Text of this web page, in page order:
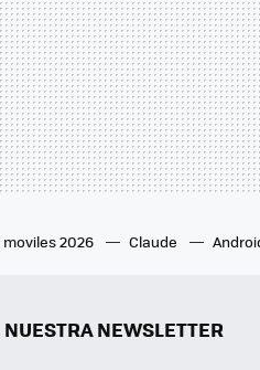
2026 Claude
NEWSLETTER